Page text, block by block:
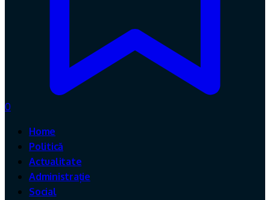
0
Home
Politică
Actualitate
Administrație
Social